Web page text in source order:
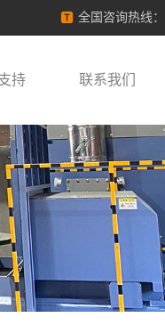
全国咨询热线：
持 联系我们